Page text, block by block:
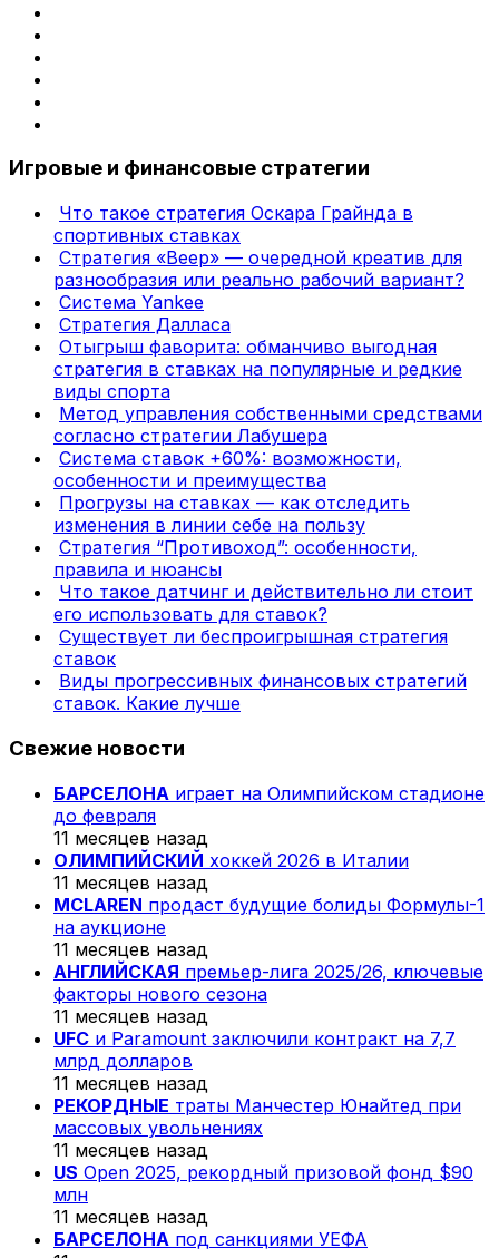
Игровые и финансовые стратегии
Что такое стратегия Оскара Грайнда в
спортивных ставках
Стратегия «Веер» — очередной креатив для
разнообразия или реально рабочий вариант?
Система Yankee
Стратегия Далласа
Отыгрыш фаворита: обманчиво выгодная
стратегия в ставках на популярные и редкие
виды спорта
Метод управления собственными средствами
согласно стратегии Лабушера
Система ставок +60%: возможности,
особенности и преимущества
Прогрузы на ставках — как отследить
изменения в линии себе на пользу
Стратегия “Противоход”: особенности,
правила и нюансы
Что такое датчинг и действительно ли стоит
его использовать для ставок?
Существует ли беспроигрышная стратегия
ставок
Виды прогрессивных финансовых стратегий
ставок. Какие лучше
Свежие новости
БАРСЕЛОНА играет на Олимпийском стадионе
до февраля
11 месяцев назад
ОЛИМПИЙСКИЙ хоккей 2026 в Италии
11 месяцев назад
MCLAREN продаст будущие болиды Формулы-1
на аукционе
11 месяцев назад
АНГЛИЙСКАЯ премьер-лига 2025/26, ключевые
факторы нового сезона
11 месяцев назад
UFC и Paramount заключили контракт на 7,7
млрд долларов
11 месяцев назад
РЕКОРДНЫЕ траты Манчестер Юнайтед при
массовых увольнениях
11 месяцев назад
US Open 2025, рекордный призовой фонд $90
млн
11 месяцев назад
БАРСЕЛОНА под санкциями УЕФА